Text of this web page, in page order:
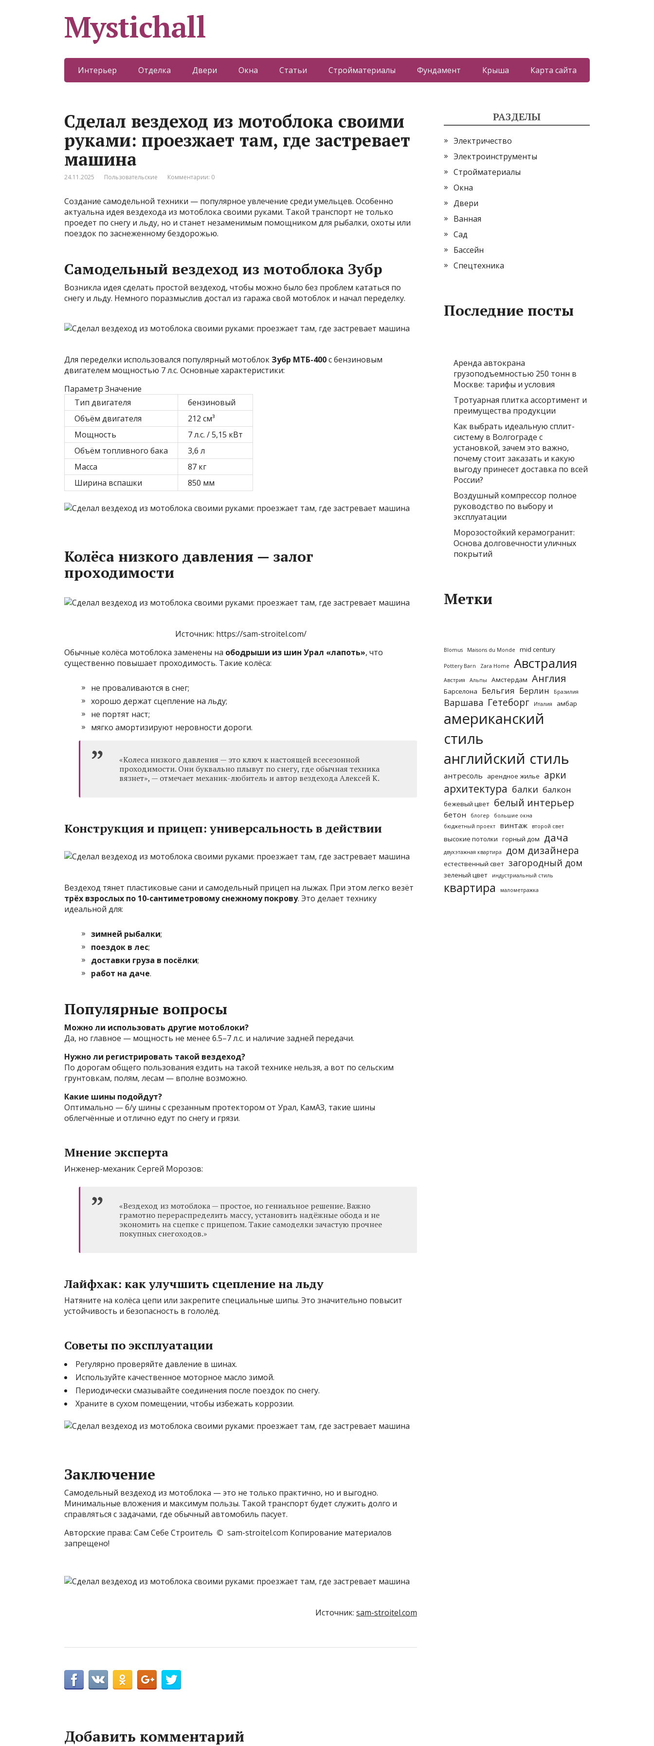
Mystichall
Интерьер Отделка Двери Окна Статьи Стройматериалы Фундамент Крыша Карта сайта
Сделал вездеход из мотоблока своими
руками: проезжает там, где застревает
машина
24.11.2025 Пользовательские Комментарии: 0
Создание самодельной техники — популярное увлечение среди умельцев. Особенно
актуальна идея вездехода из мотоблока своими руками. Такой транспорт не только
проедет по снегу и льду, но и станет незаменимым помощником для рыбалки, охоты или
поездок по заснеженному бездорожью.
Самодельный вездеход из мотоблока Зубр
Возникла идея сделать простой вездеход, чтобы можно было без проблем кататься по
снегу и льду. Немного поразмыслив достал из гаража свой мотоблок и начал переделку.
Для переделки использовался популярный мотоблок Зубр МТБ-400с бензиновым
двигателем мощностью 7 л.с. Основные характеристики:
Параметр Значение
Тип двигателя
бензиновый
Объём двигателя
212 см³
Мощность
7 л.с. / 5,15 кВт
Объём топливного бака
3,6 л
Масса
87 кг
Ширина вспашки
850 мм
Колёса низкого давления — залог
проходимости
Источник: https://sam-stroitel.com/
Обычные колёса мотоблока заменены на ободрыши из шин Урал «лапоть», что
существенно повышает проходимость. Такие колёса:
не проваливаются в снег;
хорошо держат сцепление на льду;
не портят наст;
мягко амортизируют неровности дороги.
«Колеса низкого давления — это ключ к настоящей всесезонной
проходимости. Они буквально плывут по снегу, где обычная техника
вязнет», — отмечает механик-любитель и автор вездехода Алексей К.
Конструкция и прицеп: универсальность в действии
Вездеход тянет пластиковые сани и самодельный прицеп на лыжах. При этом легко везёт
трёх взрослых по 10-сантиметровому снежному покрову. Это делает технику
идеальной для:
зимней рыбалки;
поездок в лес;
доставки груза в посёлки;
работ на даче.
Популярные вопросы
Можно ли использовать другие мотоблоки?
Да, но главное — мощность не менее 6.5–7 л.с. и наличие задней передачи.
Нужно ли регистрировать такой вездеход?
По дорогам общего пользования ездить на такой технике нельзя, а вот по сельским
грунтовкам, полям, лесам — вполне возможно.
Какие шины подойдут?
Оптимально — б/у шины с срезанным протектором от Урал, КамАЗ, такие шины
облегчённые и отлично едут по снегу и грязи.
Мнение эксперта
Инженер-механик Сергей Морозов:
«Вездеход из мотоблока — простое, но гениальное решение. Важно
грамотно перераспределить массу, установить надёжные обода и не
экономить на сцепке с прицепом. Такие самоделки зачастую прочнее
покупных снегоходов.»
Лайфхак: как улучшить сцепление на льду
Натяните на колёса цепи или закрепите специальные шипы. Это значительно повысит
устойчивость и безопасность в гололёд.
Советы по эксплуатации
Регулярно проверяйте давление в шинах.
Используйте качественное моторное масло зимой.
Периодически смазывайте соединения после поездок по снегу.
Храните в сухом помещении, чтобы избежать коррозии.
Заключение
Самодельный вездеход из мотоблока — это не только практично, но и выгодно.
Минимальные вложения и максимум пользы. Такой транспорт будет служить долго и
справляться с задачами, где обычный автомобиль пасует.
Авторские права: Сам Себе Строитель © sam-stroitel.com Копирование материалов
запрещено!
Источник: sam-stroitel.com
Добавить комментарий
РАЗДЕЛЫ
Электричество
Электроинструменты
Стройматериалы
Окна
Двери
Ванная
Сад
Бассейн
Спецтехника
Последние посты
Аренда автокрана
грузоподъемностью 250 тонн в
Москве: тарифы и условия
Тротуарная плитка ассортимент и
преимущества продукции
Как выбрать идеальную сплит-
систему в Волгограде с
установкой, зачем это важно,
почему стоит заказать и какую
выгоду принесет доставка по всей
России?
Воздушный компрессор полное
руководство по выбору и
эксплуатации
Морозостойкий керамогранит:
Основа долговечности уличных
покрытий
Метки
Blomus Maisons du Monde mid century
Pottery Barn Zara Home Австралия
Австрия Альпы Амстердам Англия
Барселона Бельгия Берлин Бразилия
Варшава Гетеборг Италия амбар
американский
стиль
английский стиль
антресоль арендное жилье арки
архитектура балки балкон
бежевый цвет белый интерьер
бетон блогер
большие окна
бюджетный проект
винтаж второй свет
высокие потолки горный дом дача
двухэтажная квартира дом дизайнера
естественный свет загородный дом
зеленый цвет индустриальный стиль
квартира малометражка